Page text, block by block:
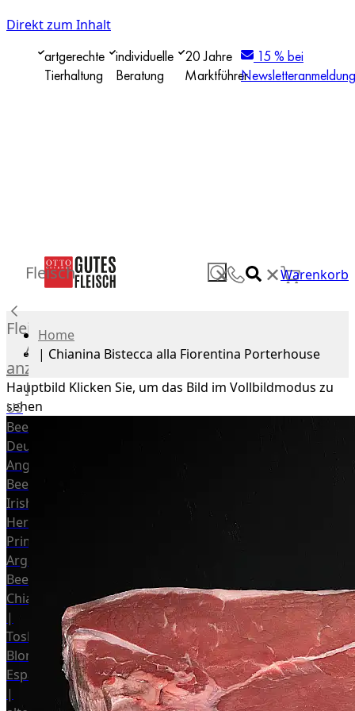
Direkt zum Inhalt
artgerechte
Tierhaltung
individuelle
Beratung
20 Jahre
Marktführer
15 % bei
Newsletteranmeldung
✕ ✕Warenkorb
Fleisch
Fleisch
Alle
anzeigen
Rind
US
Beef
Deutsches
Angus
Beef
Irish
Hereford
Prime
Argentina
Beef
Chianina
|
Toskana
Blonda
Espanola
|
Home
| Chianina Bistecca alla Fiorentina Porterhouse
Hauptbild Klicken Sie, um das Bild im Vollbildmodus zu
sehen